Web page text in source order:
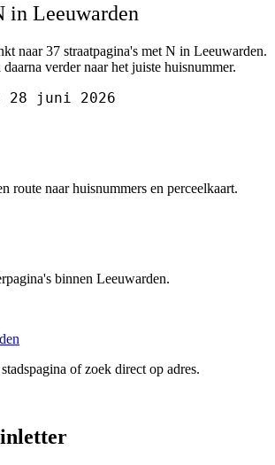
in Leeuwarden
naar 37 straatpagina's met N in Leeuwarden.
verder naar het juiste huisnummer.
28 juni 2026
route naar huisnummers en perceelkaart.
binnen Leeuwarden.
of zoek direct op adres.